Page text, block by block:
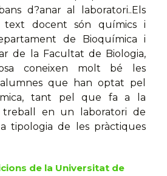
d?anar al laboratori..Els
text docent són químics i
de Bioquímica i
de la Facultat de Biologia,
coneixen molt bé les
que han optat pel
tant pel que fa a la
treball en un laboratori de
tipologia de les pràctiques
de la Universitat de